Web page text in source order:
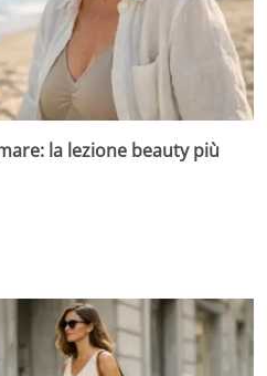
la lezione beauty più